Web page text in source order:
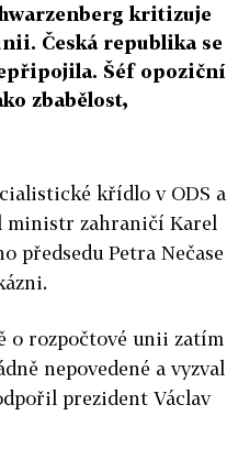
kritizuje
Česká republika se
Šéf opoziční
zbabělost,
křídlo v ODS a
ministr zahraničí Karel
předsedu Petra Nečase
o rozpočtové unii zatím
nepovedené a vyzval
prezident Václav